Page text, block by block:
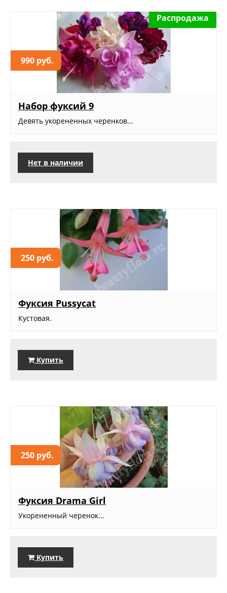
990 руб.
Распродажа
Набор фуксий 9
Девять укорененных черенков...
Нет в наличии
250 руб.
Фуксия Pussycat
Кустовая.
Купить
250 руб.
Фуксия Drama Girl
Укорененный черенок...
Купить